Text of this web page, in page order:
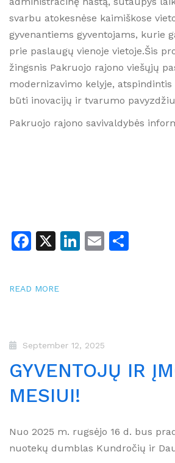
svarbu atokesnėse kaimiškose
gyvenantiems gyventojams, kurie
prie paslaugų vienoje vietoje.Šis
žingsnis Pakruojo rajono viešųjų
modernizavimo kelyje, atspindintis
būti inovacijų ir tvarumo
Pakruojo rajono savivaldybės
Facebook
X LinkedIn
Email
READ MORE
September 12, 2025
GYVENTOJŲ IR
MESIUI!
Nuo 2025 m. rugsėjo 16 d. bus
nuotekų dumblas Kundročių ir